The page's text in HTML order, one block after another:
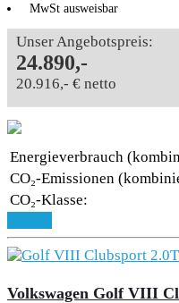
MwSt ausweisbar
Unser Angebotspreis:
24.890,-
20.916,- € netto
Energieverbrauch
CO₂-Emissionen
CO₂-Klasse:
Volkswagen Golf VIII